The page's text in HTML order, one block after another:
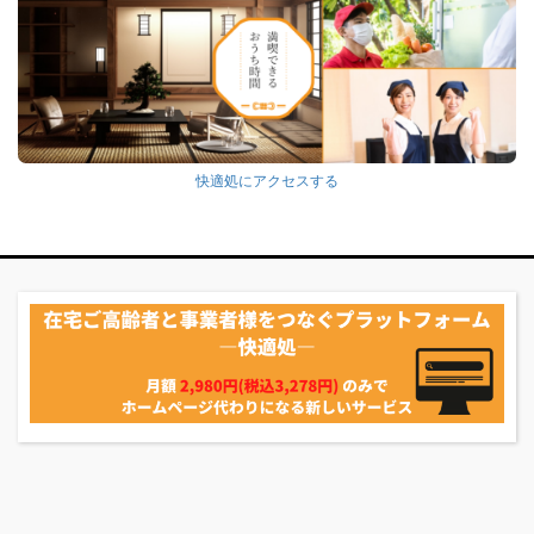
快適処にアクセスする